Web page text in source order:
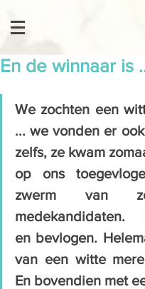
En de winnaar is
We zochten een
... we vonden er
zelfs, ze kwam
op ons
zwerm van
medekandidaten.
en bevlogen.
van een witte
En bovendien met